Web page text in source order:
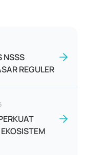
NSSS
REGULER